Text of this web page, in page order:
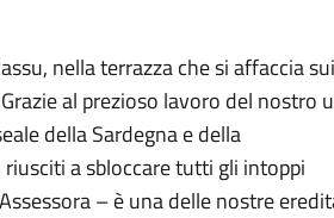
nella terrazza che si affaccia sui
al prezioso lavoro del nostro
della Sardegna e della
a sbloccare tutti gli intoppi
– è una delle nostre